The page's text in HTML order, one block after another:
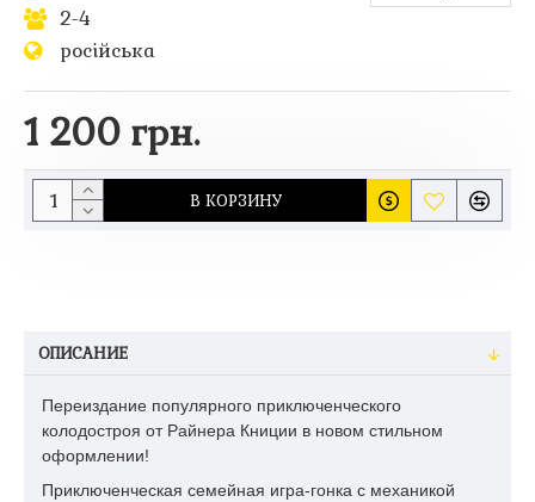
1 200 грн.
2-4
російська
В КОРЗИНУ
ОПИСАНИЕ
Переиздание популярного приключенческого
колодостроя от Райнера Книции в новом стильном
оформлении!
Приключенческая семейная игра-гонка с механикой